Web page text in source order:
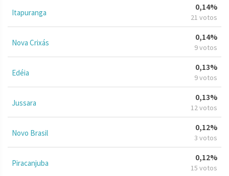
Itapuranga
0,14%
21 votos
Nova Crixás
0,14%
9 votos
Edéia
0,13%
9 votos
Jussara
0,13%
12 votos
Novo Brasil
0,12%
3 votos
Piracanjuba
0,12%
15 votos